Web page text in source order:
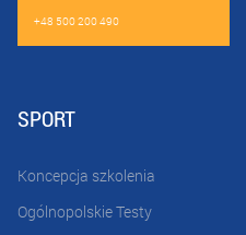
+48 500 200 490
SPORT
Koncepcja szkolenia
Ogólnopolskie Testy